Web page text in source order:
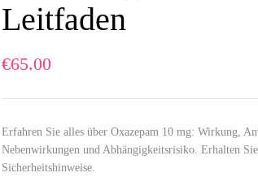
Leitfaden
€65.00
Erfahren Sie alles über Oxazepam 10 mg: Wirkung,
Nebenwirkungen und Abhängigkeitsrisiko. Erhalten
Sicherheitshinweise.